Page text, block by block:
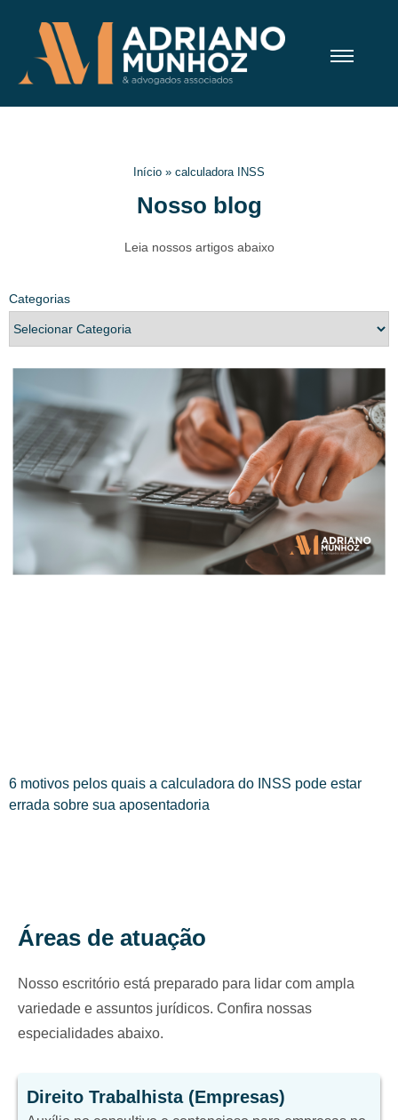
Início » calculadora INSS
Nosso blog
Leia nossos artigos abaixo
Categorias
6 motivos pelos quais a calculadora do INSS pode estar
errada sobre sua aposentadoria
Áreas de atuação
Nosso escritório está preparado para lidar com ampla
variedade e assuntos jurídicos. Confira nossas
especialidades abaixo.
Direito Trabalhista (Empresas)